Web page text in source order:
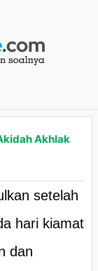
Akhlak
setelah
hari kiamat
dan